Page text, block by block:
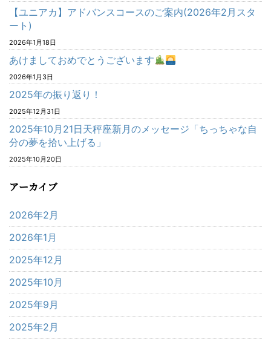
【ユニアカ】アドバンスコースのご案内(2026年2月スタ
ート)
2026年1月18日
あけましておめでとうございます
2026年1月3日
2025年の振り返り！
2025年12月31日
2025年10月21日天秤座新月のメッセージ「ちっちゃな自
分の夢を拾い上げる」
2025年10月20日
アーカイブ
2026年2月
2026年1月
2025年12月
2025年10月
2025年9月
2025年2月